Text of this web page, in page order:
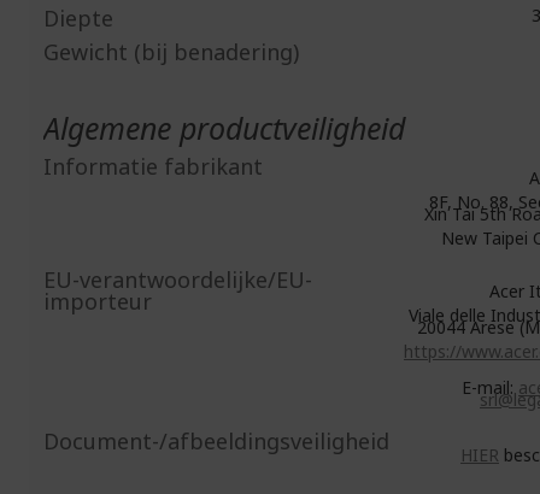
Diepte
Gewicht (bij benadering)
Algemene productveiligheid
Informatie fabrikant
8F, No. 88,
Xin Tai 5th
New Taipei
EU-verantwoordelijke/EU-
importeur
Acer
Viale delle
20044 Arese
https://
E-mail:
Document-/afbeeldingsveiligheid HIER